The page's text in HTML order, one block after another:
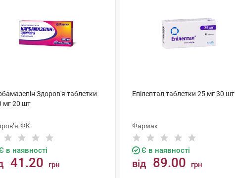
Здоров'я таблетки
мг 20 шт
ФК
в наявності
41.20 грн
Епілептал таблетки 25 мг 30 шт
Фармак
Є в наявності
від 89.00 грн